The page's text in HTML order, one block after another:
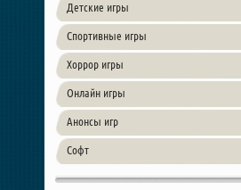
Детские игры
Спортивные игры
Хоррор игры
Онлайн игры
Анонсы игр
Софт